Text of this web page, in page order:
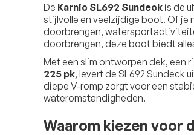
De Karnic SL692 Sundeck is de
stijlvolle en veelzijdige boot. Of je
doorbrengen,
doorbrengen, deze boot biedt
Met een slim ontworpen dek, een
225 pk, levert de SL692 Sundeck
diepe V-romp zorgt voor een
wateromstandigheden.
Waarom kiezen voor